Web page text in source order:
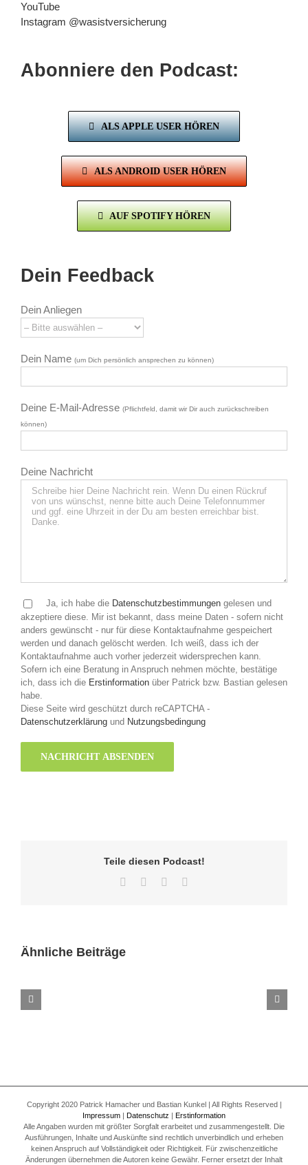
YouTube
Instagram @wasistversicherung
Abonniere den Podcast:
ALS APPLE USER HÖREN
ALS ANDROID USER HÖREN
AUF SPOTIFY HÖREN
Dein Feedback
Dein Anliegen
Dein Name (um Dich persönlich ansprechen zu können)
Deine E-Mail-Adresse (Pflichtfeld, damit wir Dir auch zurückschreiben
können)
Deine Nachricht
Ja, ich habe die Datenschutzbestimmungen gelesen und
akzeptiere diese. Mir ist bekannt, dass meine Daten - sofern nicht
anders gewünscht - nur für diese Kontaktaufnahme gespeichert
werden und danach gelöscht werden. Ich weiß, dass ich der
Kontaktaufnahme auch vorher jederzeit widersprechen kann.
Sofern ich eine Beratung in Anspruch nehmen möchte, bestätige
ich, dass ich die Erstinformation über Patrick bzw. Bastian gelesen
habe.
Diese Seite wird geschützt durch reCAPTCHA -
Datenschutzerklärung und Nutzungsbedingung
Teile diesen Podcast!
Facebook
TwitterLinkedIn
Ähnliche Beiträge
Copyright 2020 Patrick Hamacher und Bastian Kunkel | All Rights Reserved |
Impressum | Datenschutz | Erstinformation
Alle Angaben wurden mit größter Sorgfalt erarbeitet und zusammengestellt. Die
Ausführungen, Inhalte und Auskünfte sind rechtlich unverbindlich und erheben
keinen Anspruch auf Vollständigkeit oder Richtigkeit. Für zwischenzeitliche
Änderungen übernehmen die Autoren keine Gewähr. Ferner ersetzt der Inhalt